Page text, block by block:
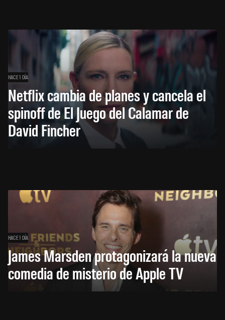
HACE 1 DÍA
Netflix cambia de planes y cancela el
spinoff de El Juego del Calamar de
David Fincher
HACE 1 DÍA
James Marsden protagonizará la nueva
comedia de misterio de Apple TV